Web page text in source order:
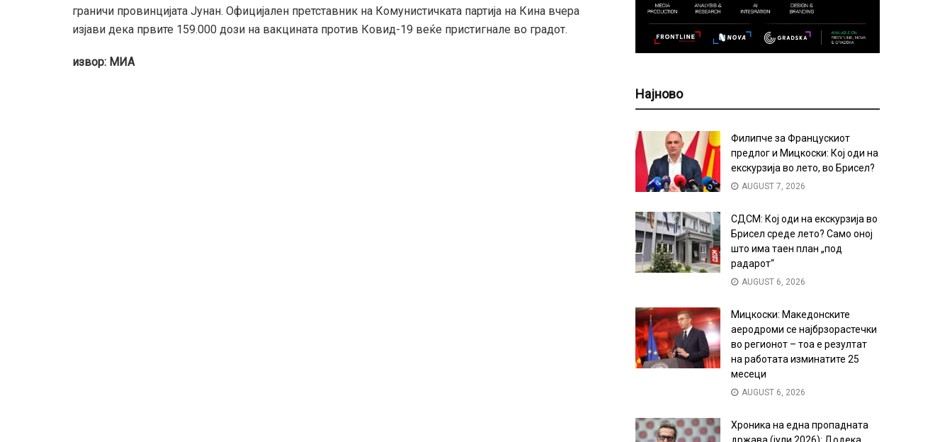
граничи провинцијата Јунан. Официјален претставник на Комунистичката партија на Кина вчера
изјави дека првите 159.000 дози на вакцината против Ковид-19 веќе пристигнале во градот.
извор: МИА
Најново
Филипче за Францускиот
предлог и Мицкоски: Кој оди на
екскурзија во лето, во Брисел?
AUGUST 7, 2026
СДСМ: Кој оди на екскурзија во
Брисел среде лето? Само оној
што има таен план „под
радарот“
AUGUST 6, 2026
Мицкоски: Македонските
аеродроми се најбрзорастечки
во регионот – тоа е резултат
на работата изминатите 25
месеци
AUGUST 6, 2026
Хроника на една пропадната